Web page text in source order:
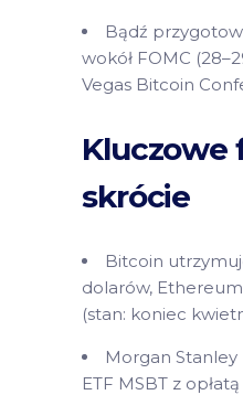
Bądź
wokół FOMC
Vegas Bitcoin
Kluczowe
skrócie
Bitcoin
dolarów,
(stan: koniec
Morgan
ETF MSBT z